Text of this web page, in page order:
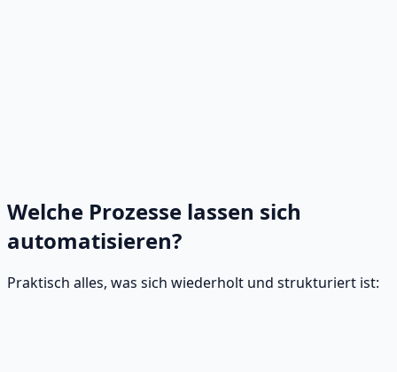
Welche Prozesse lassen sich
automatisieren?
Praktisch alles, was sich wiederholt und strukturiert ist: